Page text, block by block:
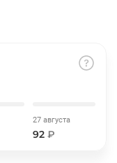
27 августа
92 ₽